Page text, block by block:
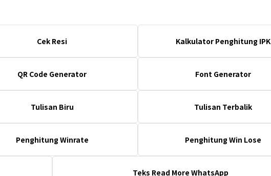
Cek Resi Kalkulator Penghitung IPK
QR Code Generator Font Generator
Tulisan Biru Tulisan Terbalik
Penghitung Winrate Penghitung Win Lose
Teks Read More WhatsApp